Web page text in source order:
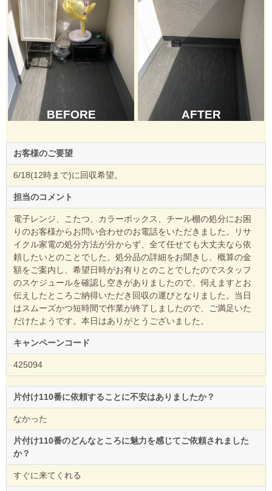
BEFORE AFTER
お客様のご要望
6/18(12時まで)に回収希望。
担当のコメント
電子レンジ、こたつ、カラーボックス、チール棚の処分にお困
りのお客様からお問い合わせのお電話をいただきました。リサ
イクル家電の処分方法が分からず、全て任せても大丈夫なら依
頼したいとのことでした。処分品の詳細をお聞きし、概算の金
額をご案内し、希望日時がお有りとのことでしたのでスタッフ
のスケジュールを確認し空きがありましたので、伺えますとお
伝えしたところご納得いただき回収の運びとなりました。当日
はスムーズかつ短時間で作業が終了しましたので、ご満足いた
だけたようです。本日はありがとうございました。
キャンペーンコード
425094
片付け110番に依頼することに不安はありましたか？
なかった
片付け110番のどんなところに魅力を感じてご依頼されました
か？
すぐに来てくれる